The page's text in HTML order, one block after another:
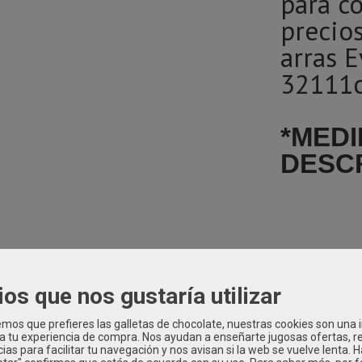
arras
artesania-online conjunto-nino-camisa-y-peto
conjunto-arras-bebe comprar-conjunto-paje conjunto-nino-
conjunto-nino-vestir-arras-y-veremonia eva-martinez-
camisa-y-bermuda-con-tirantes conjunto-nino-ceremonia-
que nos gustaría utilizar
que prefieres las galletas de chocolate, nuestras cookies son una
tu experiencia de compra. Nos ayudan a enseñarte jugosas ofertas,
para facilitar tu navegación y nos avisan si la web se vuelve lenta.